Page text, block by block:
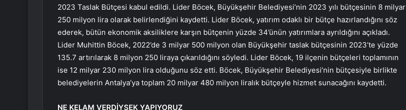
2023 Taslak Bütçesi kabul edildi. Lider Böcek, Büyükşehir Belediyesi’nin 2023 yılı bütçesinin 8 milyar
250 milyon lira olarak belirlendiğini kaydetti. Lider Böcek, yatırım odaklı bir bütçe hazırlandığını söz
ederek, bütün ekonomik aksiliklere karşın bütçenin yüzde 34’ünün yatırımlara ayrıldığını açıkladı.
Lider Muhittin Böcek, 2022’de 3 milyar 500 milyon olan Büyükşehir taslak bütçesinin 2023’te yüzde
135.7 artırılarak 8 milyon 250 liraya çıkarıldığını söyledi. Lider Böcek, 19 ilçenin bütçeleri toplamının
ise 12 milyar 230 milyon lira olduğunu söz etti. Böcek, Büyükşehir Belediyesi’nin bütçesiyle birlikte
belediyelerin Antalya’ya toplam 20 milyar 480 milyon liralık bütçeyle hizmet sunacağını kaydetti.
NE KELAM VERDİYSEK YAPIYORUZ